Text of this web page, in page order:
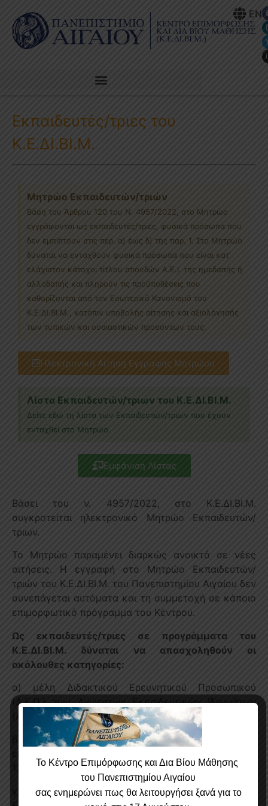
EN
Εκπαιδευτές/τριες του
Κ.Ε.ΔΙ.ΒΙ.Μ.
Μητρώο Εκπαιδευτών/τριών
Βάση του Άρθρου 120 του Ν. 4957/2022, στο Μητρώο
εγγράφονται ως εκπαιδευτές/τριες, φυσικά πρόσωπα που
δεν εμπίπτουν στις περ. α) έως δ) της παρ. 1. Στο Μητρώο
δύναται να ενταχθούν φυσικά πρόσωπα που είναι κατ’
ελάχιστον κάτοχοι τίτλου σπουδών Α.Ε.Ι. της ημεδαπής ή
αλλοδαπής και πληρούν τις προϋποθέσεις που
καθορίζονται από τον Εσωτερικό Κανονισμό του
Κ.Ε.ΔΙ.ΒΙ.Μ., κατόπιν υποβολής αίτησης και αξιολόγησής
των τυπικών και ουσιαστικών προσόντων τους.
Ηλεκτρονική Αίτηση Εγγραφής Μητρώου
Λίστα Εκπαιδευτών/τριων του Κ.Ε.ΔΙ.ΒΙ.Μ.
Δείτε εδώ τη λίστα των Εκπαιδευτών/τριων που έχουν
ενταχθεί στο Μητρώο.
Εμφάνιση Λίστας
Βάσει του ν. 4957/2022, στο Κ.Ε.ΔΙ.ΒΙ.Μ.
συγκροτείται ηλεκτρονικό Μητρώο Εκπαιδευτών/
τριων.
Το Μητρώο παραμένει διαρκώς ανοικτό σε νέες
αιτήσεις. Η εγγραφή στο Μητρώο Εκπαιδευτών/
τριών του Κ.Ε.ΔΙ.ΒΙ.Μ. του Πανεπιστημίου Αιγαίου δεν
συνεπάγεται αυτόματα και τη συμμετοχή σε κάποιο
επιμορφωτικό πρόγραμμα του Κέντρου.
Ως εκπαιδευτές/τριες σε προγράμματα του
Κ.Ε.ΔΙ.ΒΙ.Μ. δύναται να απασχοληθούν οι
ακόλουθες κατηγορίες:
α) μέλη Διδακτικού Ερευνητικού Προσωπικού
(Δ.Ε.Π.) των Ανώτατων Εκπαιδευτικών Ιδρυμάτων
(Α.Ε.Ι.) της ημεδαπής και αλλοδαπής,
β) ερευνητές α’, β’, γ’ και δ’ βαθμίδας των
13Α του ν. 4310/2014 (Α’ 258) της ημεδαπής,
γ) μέλη Ειδικού Εκπαιδευτικού Προσωπικού (Ε.Ε.Π.),
Το Κέντρο Επιμόρφωσης και Δια Βίου Μάθησης
του Πανεπιστημίου Αιγαίου
σας ενημερώνει πως θα λειτουργήσει ξανά για το